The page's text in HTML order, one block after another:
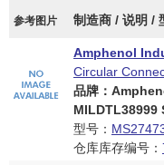
参考图片 制造商 / 说明 /
Amphenol
Circular
品牌：
MILDTL38999
型号：
仓库库存编号：